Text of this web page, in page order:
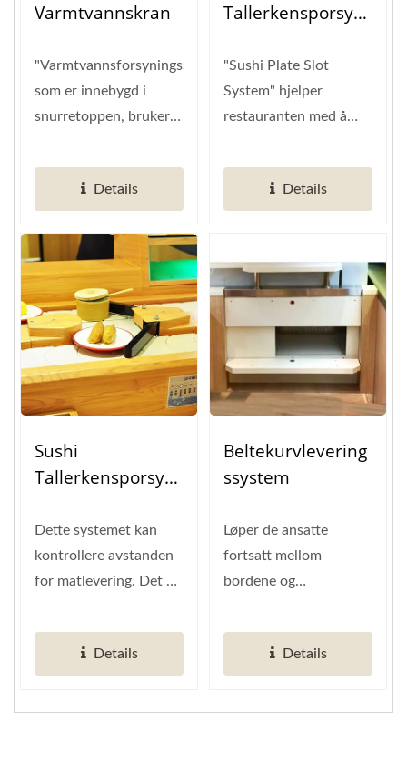
Varmtvannskran
"Varmtvannsforsyningssystemet",
som er innebygd i
snurretoppen, bruker
termostatisk...
Details
Tallerkensporsyst
"Sushi Plate Slot
System" hjelper
restauranten med å
For å redusere...
Details
Sushi
Tallerkensporsyst
Dette systemet kan
kontrollere avstanden
for matlevering. Det er
ikke-rush...
Details
Beltekurvlevering
Ssystem
Løper de ansatte
fortsatt mellom
bordene og
du noen gang tenkt på
at du kan gjøre...
Details